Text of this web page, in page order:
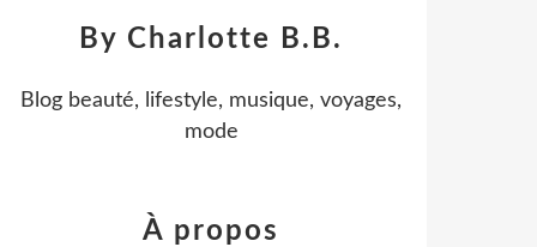
By Charlotte B.B.
Blog beauté, lifestyle, musique, voyages,
mode
À propos